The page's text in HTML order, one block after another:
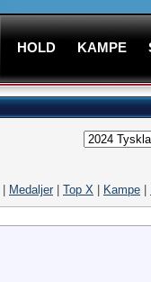
HOLD KAMPE
Medaljer Top X Kampe